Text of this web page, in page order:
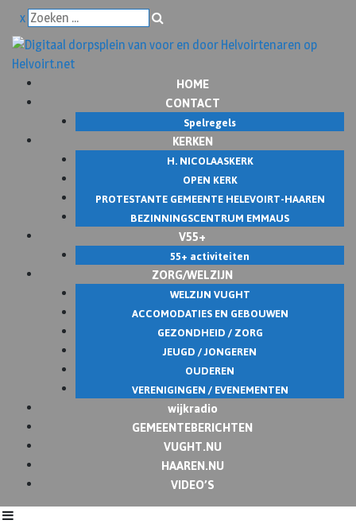
x
HOME
CONTACT
Spelregels
KERKEN
H. NICOLAASKERK
OPEN KERK
PROTESTANTE GEMEENTE HELEVOIRT-HAAREN
BEZINNINGSCENTRUM EMMAUS
V55+
55+ activiteiten
ZORG/WELZIJN
WELZIJN VUGHT
ACCOMODATIES EN GEBOUWEN
GEZONDHEID / ZORG
JEUGD / JONGEREN
OUDEREN
VERENIGINGEN / EVENEMENTEN
wijkradio
GEMEENTEBERICHTEN
VUGHT.NU
HAAREN.NU
VIDEO’S